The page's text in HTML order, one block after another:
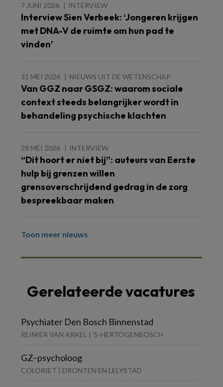
7 JUNI 2026 INTERVIEW
Interview Sien Verbeek: ‘Jongeren krijgen
met DNA-V de ruimte om hun pad te
vinden’
31 MEI 2026 NIEUWS UIT DE WETENSCHAP
Van GGZ naar GSGZ: waarom sociale
context steeds belangrijker wordt in
behandeling psychische klachten
28 MEI 2026 INTERVIEW
“Dit hoort er niet bij”: auteurs van Eerste
hulp bij grenzen willen
grensoverschrijdend gedrag in de zorg
bespreekbaar maken
Toon meer nieuws
Gerelateerde vacatures
Psychiater Den Bosch Binnenstad
REINIER VAN ARKEL | 'S-HERTOGENBOSCH
GZ–psycholoog
COLORIET | DRONTEN EN LELYSTAD